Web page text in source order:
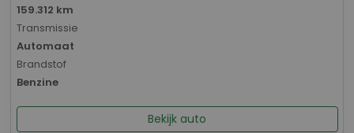
159.312 km
Transmissie
Automaat
Brandstof
Benzine
Bekijk auto